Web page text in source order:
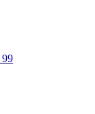
99